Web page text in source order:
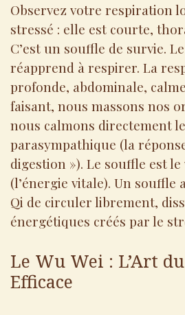
Observez votre respiration
stressé : elle est courte,
C’est un souffle de survie.
réapprend à respirer. La
profonde, abdominale,
faisant, nous massons nos
nous calmons directement
parasympathique (la
digestion »). Le souffle est
(l’énergie vitale). Un souffle
Qi de circuler librement,
énergétiques créés par le
Le Wu Wei : L’Art
Efficace